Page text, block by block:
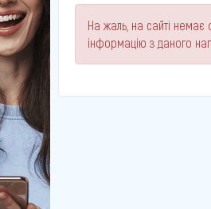
На жаль, на сайті немає
інформацію з даного